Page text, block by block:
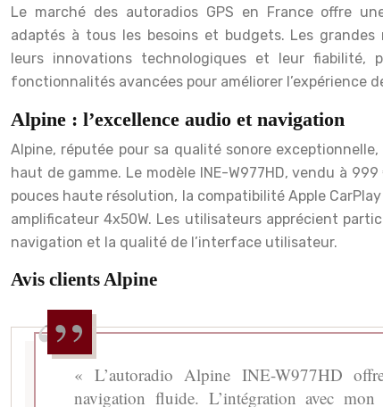
Le marché des autoradios GPS en France offre
adaptés à tous les besoins et budgets. Les
leurs innovations technologiques et leur fiabilité,
fonctionnalités avancées pour améliorer l’expérience
Alpine : l’excellence audio et navigation
Alpine, réputée pour sa qualité sonore exceptionnelle,
haut de gamme. Le modèle INE-W977HD, vendu à
pouces haute résolution, la compatibilité Apple
amplificateur 4x50W. Les utilisateurs apprécient
navigation et la qualité de l’interface utilisateur.
Avis clients Alpine
« L’autoradio Alpine INE-W977HD
navigation fluide. L’intégration avec